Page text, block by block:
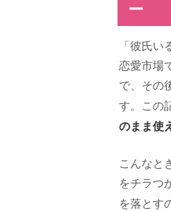
ー
「彼氏
恋愛市場
で、その
す。この
のまま使
こんなと
をチラつ
を落とす